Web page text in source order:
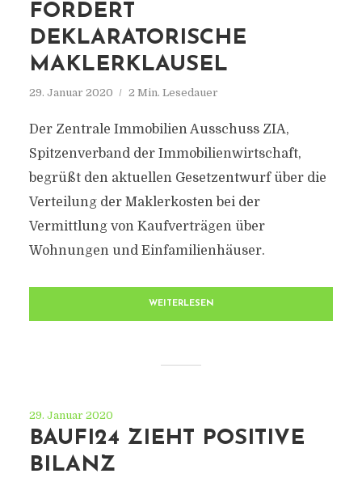
FORDERT
DEKLARATORISCHE
MAKLERKLAUSEL
29. Januar 2020 2 Min. Lesedauer
Der Zentrale Immobilien Ausschuss ZIA,
Spitzenverband der Immobilienwirtschaft,
begrüßt den aktuellen Gesetzentwurf über die
Verteilung der Maklerkosten bei der
Vermittlung von Kaufverträgen über
Wohnungen und Einfamilienhäuser.
WEITERLESEN
29. Januar 2020
BAUFI24 ZIEHT POSITIVE
BILANZ